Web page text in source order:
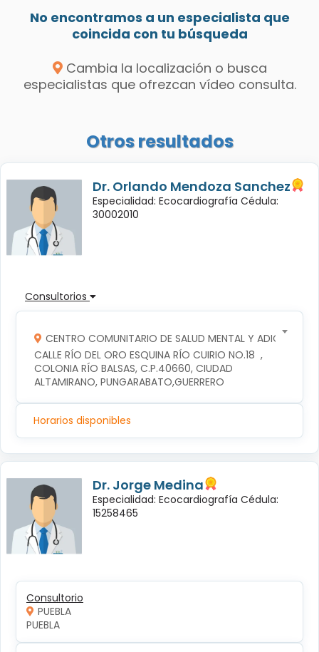
No encontramos a un especialista que
coincida con tu búsqueda
Cambia la localización o busca
especialistas que ofrezcan vídeo consulta.
Otros resultados
Dr. Orlando Mendoza Sanchez
Especialidad: Ecocardiografía Cédula:
30002010
Consultorios
CENTRO COMUNITARIO DE SALUD MENTAL Y
CALLE RÍO DEL ORO ESQUINA RÍO CUIRIO NO.18  ,
COLONIA RÍO BALSAS, C.P.40660, CIUDAD
ALTAMIRANO, PUNGARABATO,GUERRERO
Horarios disponibles
Dr. Jorge Medina
Especialidad: Ecocardiografía Cédula:
15258465
Consultorio
PUEBLA
PUEBLA